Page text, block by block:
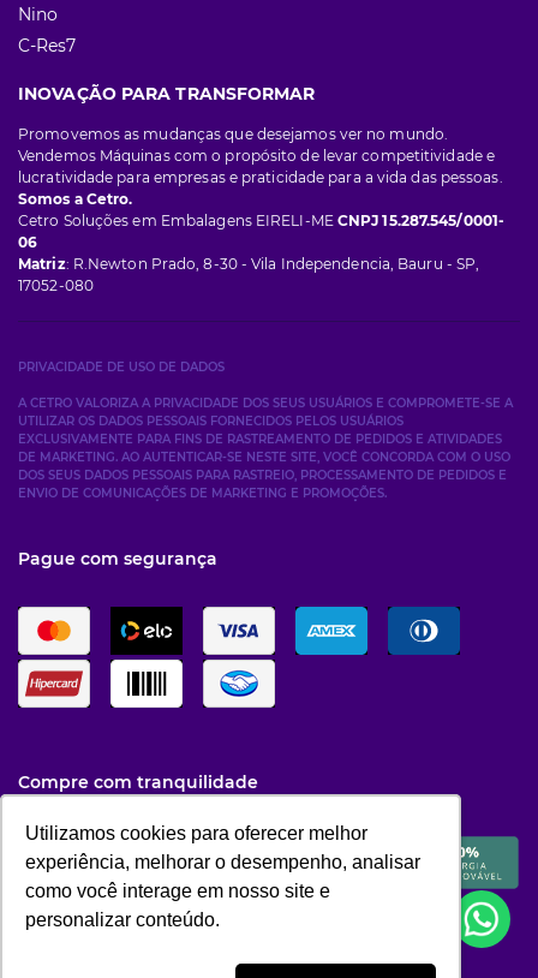
Utilizamos cookies para oferecer melhor
experiência, melhorar o desempenho, analisar
como você interage em nosso site e
personalizar conteúdo.
Utilizamos cookies para oferecer melhor
experiência, melhorar o desempenho, analisar
como você interage em nosso site e
personalizar conteúdo.
Nino
C-Res7
INOVAÇÃO PARA TRANSFORMAR
Promovemos as mudanças que desejamos ver no mundo.
Vendemos Máquinas com o propósito de levar competitividade e
lucratividade para empresas e praticidade para a vida das pessoas.
Somos a Cetro.
Cetro Soluções em Embalagens EIRELI-ME CNPJ 15.287.545/0001-
06
Matriz: R.Newton Prado, 8-30 - Vila Independencia, Bauru - SP,
17052-080
PRIVACIDADE DE USO DE DADOS
A CETRO VALORIZA A PRIVACIDADE DOS SEUS USUÁRIOS E COMPROMETE-SE A
UTILIZAR OS DADOS PESSOAIS FORNECIDOS PELOS USUÁRIOS
EXCLUSIVAMENTE PARA FINS DE RASTREAMENTO DE PEDIDOS E ATIVIDADES
DE MARKETING. AO AUTENTICAR-SE NESTE SITE, VOCÊ CONCORDA COM O USO
DOS SEUS DADOS PESSOAIS PARA RASTREIO, PROCESSAMENTO DE PEDIDOS E
ENVIO DE COMUNICAÇÕES DE MARKETING E PROMOÇÕES.
Pague com segurança
Compre com tranquilidade